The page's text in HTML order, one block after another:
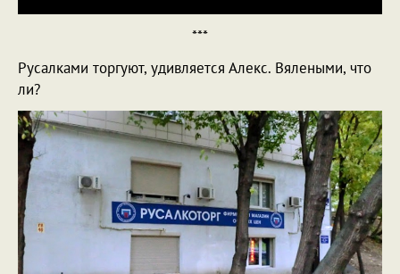
***
Русалками торгуют, удивляется Алекс. Вялеными, что
ли?